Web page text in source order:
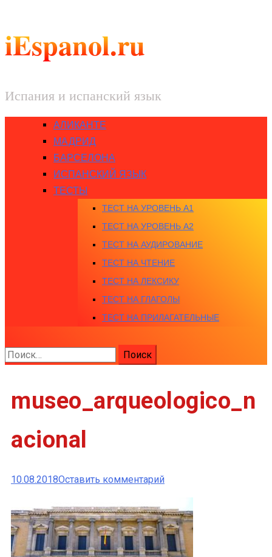
iEspanol.ru
Испания и испанский язык
АЛИКАНТЕ
МАДРИД
БАРСЕЛОНА
ИСПАНСКИЙ ЯЗЫК
ТЕСТЫ
ТЕСТ НА УРОВЕНЬ A1
ТЕСТ НА УРОВЕНЬ A2
ТЕСТ НА АУДИРОВАНИЕ
ТЕСТ НА ЧТЕНИЕ
ТЕСТ НА ЛЕКСИКУ
ТЕСТ НА ГЛАГОЛЫ
ТЕСТ НА ПРИЛАГАТЕЛЬНЫЕ
Найти:
museo_arqueologico_n
acional
10.08.2018Оставить комментарийк